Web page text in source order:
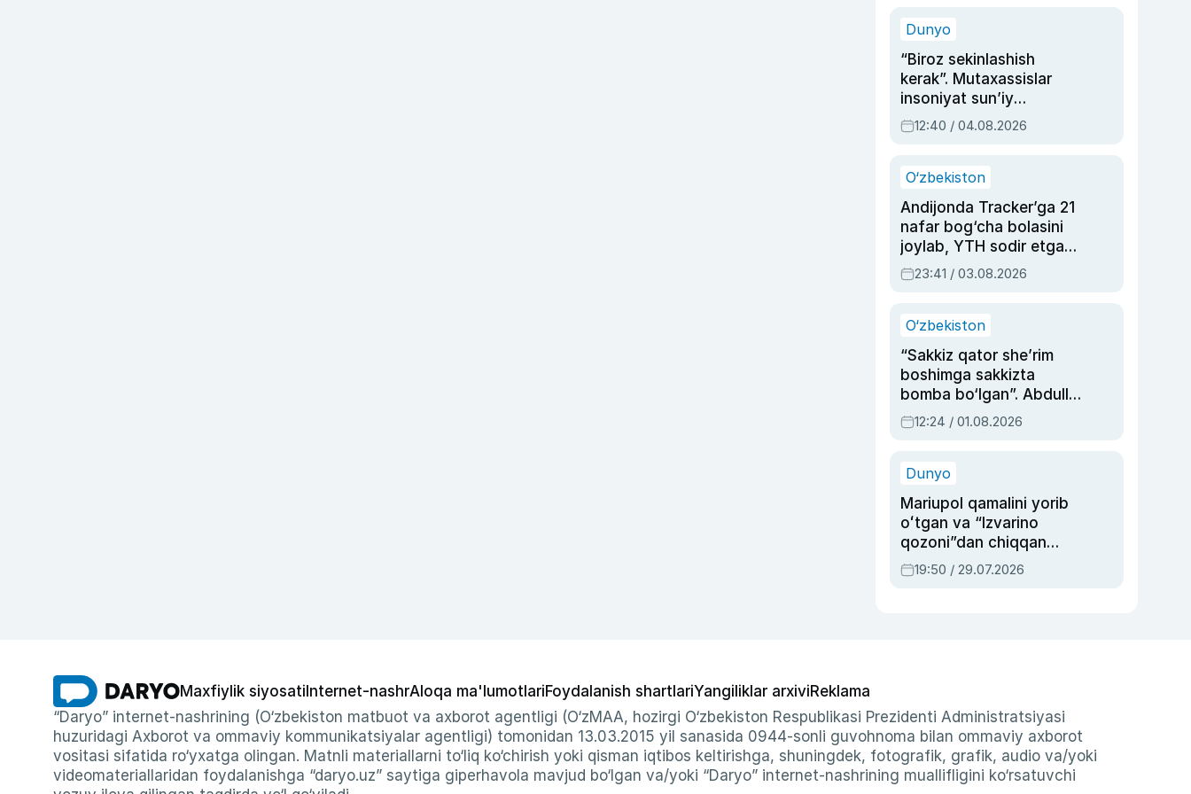
Dunyo
“Biroz sekinlashish
kerak”. Mutaxassislar
insoniyat sun’iy
intellektni boshqara
olmay qolishidan xavotir
12:40 / 04.08.2026
O‘zbekiston
Andijonda Tracker’ga 21
nafar bog‘cha bolasini
joylab, YTH sodir etgan
ayolga sud hukmi o‘qildi
23:41 / 03.08.2026
O‘zbekiston
“Sakkiz qator she’rim
boshimga sakkizta
bomba bo‘lgan”. Abdulla
Oripovni siyosiy
ayblovlardan asrab
12:24 / 01.08.2026
Dunyo
Mariupol qamalini yorib
oʻtgan va “Izvarino
qozoni”dan chiqqan
qahramon — Ukraina
armiyasi bosh
19:50 / 29.07.2026
Maxfiylik siyosati Internet-nashrAloqa ma'lumotlariFoydalanish shartlariYangiliklar arxiviReklama
“Daryo” internet-nashrining (O‘zbekiston matbuot va axborot agentligi (O‘zMAA, hozirgi O‘zbekiston Respublikasi Prezidenti Administratsiyasi
huzuridagi Axborot va ommaviy kommunikatsiyalar agentligi) tomonidan 13.03.2015 yil sanasida 0944-sonli guvohnoma bilan ommaviy axborot
vositasi sifatida ro‘yxatga olingan. Matnli materiallarni to‘liq ko‘chirish yoki qisman iqtibos keltirishga, shuningdek, fotografik, grafik, audio va/yoki
videomateriallaridan foydalanishga “daryo.uz” saytiga giperhavola mavjud bo‘lgan va/yoki “Daryo” internet-nashrining muallifligini ko‘rsatuvchi